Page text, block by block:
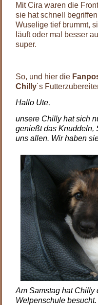
Mit Cira waren die
sie hat schnell
Wuselige tief brummt,
läuft oder mal besser
super.
So, und hier die
Chilly´s
Hallo Ute,
unsere Chilly hat sich
genießt das Knuddeln,
uns allen. Wir haben
Am Samstag hat Chilly
Welpenschule